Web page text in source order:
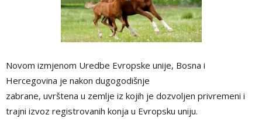
Novom izmjenom Uredbe Evropske unije, Bosna i
Hercegovina je nakon dugogodišnje
zabrane, uvrštena u zemlje iz kojih je dozvoljen privremeni i
trajni izvoz registrovanih konja u Evropsku uniju.